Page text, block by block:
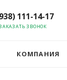
111-14-17
ЗВОНОК
КОМПАНИЯ